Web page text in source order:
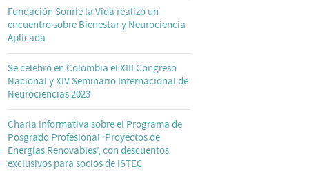
Fundación Sonríe la Vida realizó un
encuentro sobre Bienestar y Neurociencia
Aplicada
Se celebró en Colombia el XIII Congreso
Nacional y XIV Seminario Internacional de
Neurociencias 2023
Charla informativa sobre el Programa de
Posgrado Profesional ‘Proyectos de
Energías Renovables’, con descuentos
exclusivos para socios de ISTEC